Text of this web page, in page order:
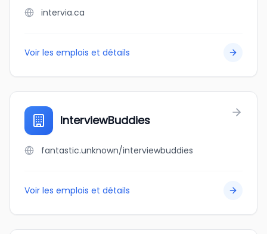
intervia.ca
Voir les emplois et détails
InterviewBuddies
fantastic.unknown/interviewbuddies
Voir les emplois et détails